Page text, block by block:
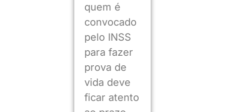
quem é
convocado
pelo INSS
para fazer
prova de
vida deve
ficar atento